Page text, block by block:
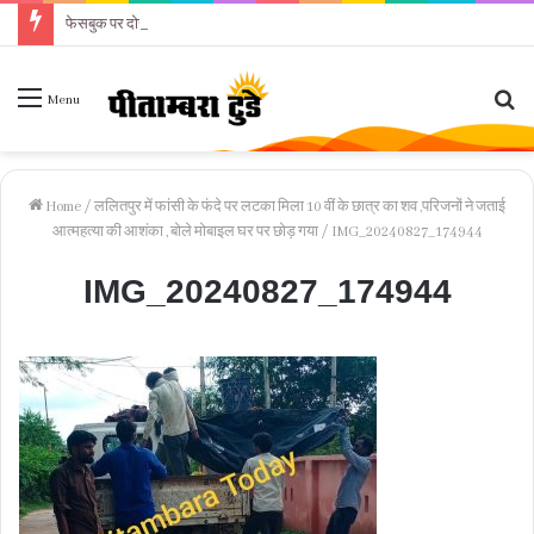
फेसबुक पर दोस्ती के बाद महिला को परेशान करने का आरोप
Menu
Home / ललितपुर में फांसी के फंदे पर लटका मिला 10 वीं के छात्र का शव ,परिजनों ने जताई
आत्महत्या की आशंका , बोले मोबाइल घर पर छोड़ गया / IMG_20240827_174944
IMG_20240827_174944